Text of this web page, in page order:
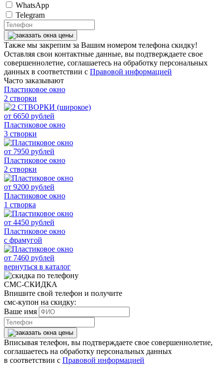
WhatsApp
Telegram
Также мы закрепим за Вашим номером телефона скидку!
Оставляя свои контактные данные, вы подтверждаете свое
совершеннолетие, соглашаетесь на обработку персональных
данных в соответствии с Правовой информацией
Часто заказывают
Пластиковое окно
2 створки
от 6650 рублей
Пластиковое окно
3 створки
от 7950 рублей
Пластиковое окно
2 створки
от 9200 рублей
Пластиковое окно
1 створка
от 4450 рублей
Пластиковое окно
с фрамугой
от 7460 рублей
вернуться в каталог
СМС-СКИДКА
Впишите свой телефон и получите
смс-купон на скидку:
Ваше имя
Вписывая телефон, вы подтверждаете свое совершеннолетие,
соглашаетесь на обработку персональных данных
в соответствии с Правовой информацией